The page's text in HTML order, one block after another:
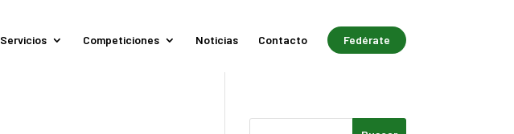
Servicios Competiciones Noticias Contacto Fedérate